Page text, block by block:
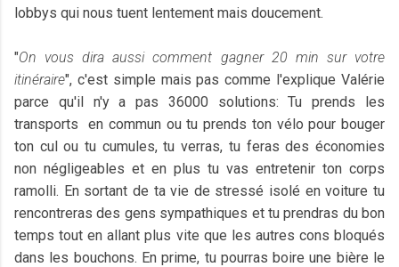
lobbys qui nous tuent lentement mais doucement.
"On vous dira aussi comment gagner 20 min sur votre
itinéraire", c'est simple mais pas comme l'explique Valérie
parce qu'il n'y a pas 36000 solutions: Tu prends les
transports en commun ou tu prends ton vélo pour bouger
ton cul ou tu cumules, tu verras, tu feras des économies
non négligeables et en plus tu vas entretenir ton corps
ramolli. En sortant de ta vie de stressé isolé en voiture tu
rencontreras des gens sympathiques et tu prendras du bon
temps tout en allant plus vite que les autres cons bloqués
dans les bouchons. En prime, tu pourras boire une bière le